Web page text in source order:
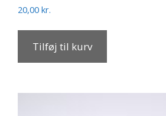
20,00 kr.
Tilføj til kurv